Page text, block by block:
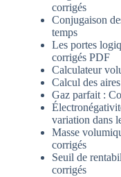
corrigés
Conjugaison
temps
Les portes
corrigés PDF
Calculateur
Calcul des
Gaz parfait :
variation dans
Masse
corrigés
Seuil de
corrigés